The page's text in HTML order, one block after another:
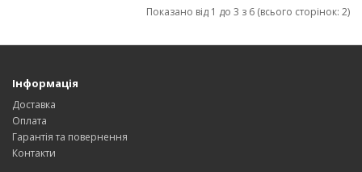
Показано від 1 до 3 з 6 (всього сторінок: 2)
Інформація
Доставка
Оплата
Гарантія та повернення
Контакти